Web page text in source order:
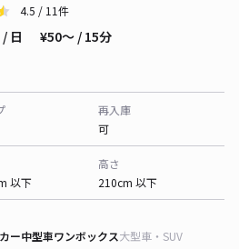
4.5 / 11件
/ 日 ¥50〜 / 15分
再入庫
可
以下
高さ
210cm 以下
ー中型車ワンボックス大型車・SUV